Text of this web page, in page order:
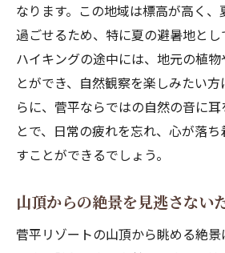
なります。この地域は標高が高く
過ごせるため、特に夏の避暑地とし
ハイキングの途中には、地元の植
とができ、自然観察を楽しみたい
らに、菅平ならではの自然の音に
とで、日常の疲れを忘れ、心が落
すことができるでしょう。
山頂からの絶景を見逃さない
菅平リゾートの山頂から眺める絶